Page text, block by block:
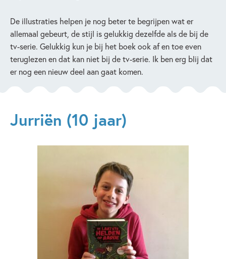
De illustraties helpen je nog beter te begrijpen wat er
allemaal gebeurt, de stijl is gelukkig dezelfde als de bij de
tv-serie. Gelukkig kun je bij het boek ook af en toe even
teruglezen en dat kan niet bij de tv-serie. Ik ben erg blij dat
er nog een nieuw deel aan gaat komen.
Jurriën (10 jaar)